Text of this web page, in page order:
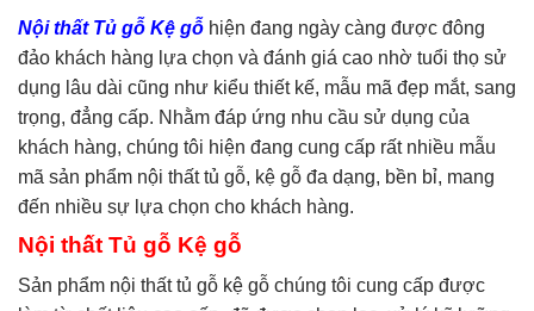
Nội thất Tủ gỗ Kệ gỗ hiện đang ngày càng được đông
đảo khách hàng lựa chọn và đánh giá cao nhờ tuổi thọ sử
dụng lâu dài cũng như kiểu thiết kế, mẫu mã đẹp mắt, sang
trọng, đẳng cấp. Nhằm đáp ứng nhu cầu sử dụng của
khách hàng, chúng tôi hiện đang cung cấp rất nhiều mẫu
mã sản phẩm nội thất tủ gỗ, kệ gỗ đa dạng, bền bỉ, mang
đến nhiều sự lựa chọn cho khách hàng.
Nội thất Tủ gỗ Kệ gỗ
Sản phẩm nội thất tủ gỗ kệ gỗ chúng tôi cung cấp được